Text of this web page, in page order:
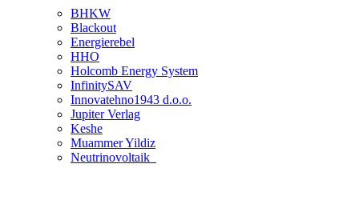
BHKW
Blackout
Energierebel
HHO
Holcomb Energy System
InfinitySAV
Innovatehno1943 d.o.o.
Jupiter Verlag
Keshe
Muammer Yildiz
Neutrinovoltaik